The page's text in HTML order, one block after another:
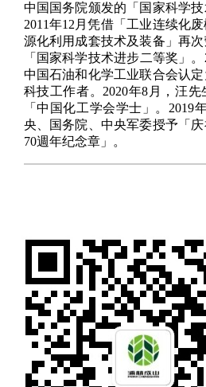
中国国务院颁发的「国家科学
2011年12月凭借「工业连续化
源化利用成套技术及装备」再
「国家科学技术进步二等奖」
中国石油和化学工业联合会认
科技工作者。2020年8月，汪
「中国化工学会学士」。2019
央、国务院、中央军委授予「
70週年纪念章」。